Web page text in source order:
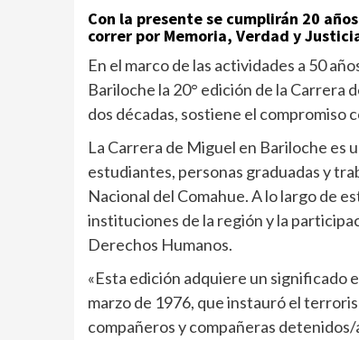
Con la presente se cumplirán 20
correr por Memoria, Verdad y
En el marco de las actividades a 50
Bariloche la 20° edición de la Carrera
dos décadas, sostiene el compromiso
La Carrera de Miguel en Bariloche es
estudiantes, personas graduadas y
Nacional del Comahue. A lo largo de
instituciones de la región y la
Derechos Humanos.
«Esta edición adquiere un significado
marzo de 1976, que instauró el
compañeros y compañeras